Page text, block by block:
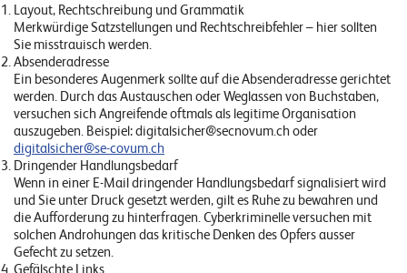
n
s
Layout, Rechtschreibung und Grammatik
Merkwürdige Satzstellungen und Rechtschreibfehler – hier sollten
Sie misstrauisch werden.
Absenderadresse
Ein besonderes Augenmerk sollte auf die Absenderadresse gerichtet
werden. Durch das Austauschen oder Weglassen von Buchstaben,
versuchen sich Angreifende oftmals als legitime Organisation
auszugeben. Beispiel: digitalsicher@secnovum.ch oder
digitalsicher@se-covum.ch
Dringender Handlungsbedarf
Wenn in einer E-Mail dringender Handlungsbedarf signalisiert wird
und Sie unter Druck gesetzt werden, gilt es Ruhe zu bewahren und
die Aufforderung zu hinterfragen. Cyberkriminelle versuchen mit
solchen Androhungen das kritische Denken des Opfers ausser
Gefecht zu setzen.
Gefälschte Links